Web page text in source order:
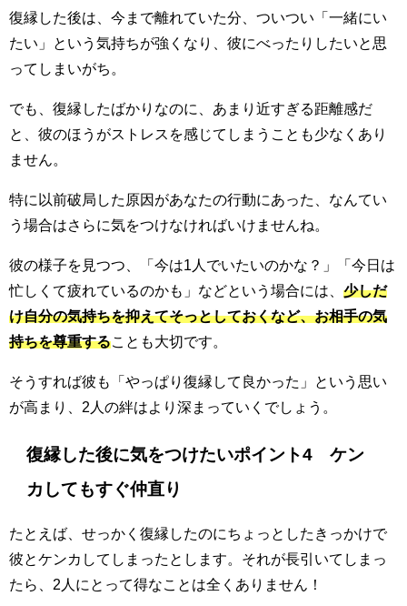
復縁した後は、今まで離れていた分、ついつい「一緒にい
たい」という気持ちが強くなり、彼にべったりしたいと思
ってしまいがち。
でも、復縁したばかりなのに、あまり近すぎる距離感だ
と、彼のほうがストレスを感じてしまうことも少なくあり
ません。
特に以前破局した原因があなたの行動にあった、なんてい
う場合はさらに気をつけなければいけませんね。
彼の様子を見つつ、「今は1人でいたいのかな？」「今日は
忙しくて疲れているのかも」などという場合には、 少しだ
け自分の気持ちを抑えてそっとしておくなど、お相手の気
持ちを尊重することも大切です。
そうすれば彼も「やっぱり復縁して良かった」という思い
が高まり、2人の絆はより深まっていくでしょう。
復縁した後に気をつけたいポイント4 ケン
カしてもすぐ仲直り
たとえば、せっかく復縁したのにちょっとしたきっかけで
彼とケンカしてしまったとします。それが長引いてしまっ
たら、2人にとって得なことは全くありません！